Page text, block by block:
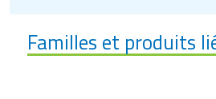
Tuyau flexible
Equipements pour stade et
Présentoir pour restaurant
Familles et produits